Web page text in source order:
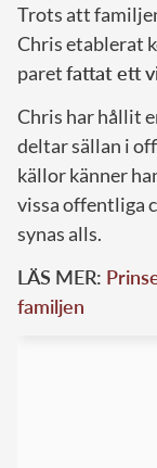
Trots att
Chris etablerat
paretfattat ett
Chris har hållit
deltar sällan i
källor känner
vissa offentliga
synas alls.
LÄS MER:
familjen